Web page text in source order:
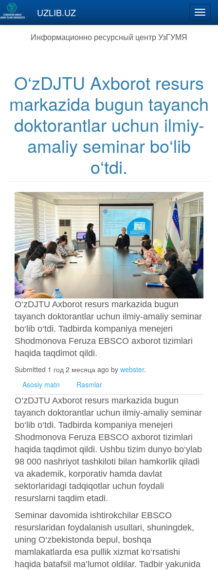
Перейти к основному содержанию
UZLIB.UZ
Информационно ресурсный центр УзГУМЯ
O‘zDJTU Axborot resurs
markazida bugun tayanch
doktorantlar uchun ilmiy-
amaliy seminar bo‘lib
o‘tdi.
O‘zDJTU Axborot resurs markazida bugun
tayanch doktorantlar uchun ilmiy-amaliy seminar
bo‘lib o‘tdi. Tadbirda kompaniya menejeri
Shodmonova Feruza EBSCO axborot tizimlari
haqida taqdimot qildi.
Submitted 1 год 2 месяца ago by webster.
Asosiy matn
Rasmlar
O‘zDJTU Axborot resurs markazida bugun
tayanch doktorantlar uchun ilmiy-amaliy seminar
bo‘lib o‘tdi. Tadbirda kompaniya menejeri
Shodmonova Feruza EBSCO axborot tizimlari
haqida taqdimot qildi. Ushbu tizim dunyo bo‘ylab
98 000 nashriyot tashkiloti bilan hamkorlik qiladi
va akademik, korporativ hamda davlat
sektorlaridagi tadqiqotlar uchun foydali
resurslarni taqdim etadi.
Seminar davomida ishtirokchilar EBSCO
resurslaridan foydalanish usullari, shuningdek,
uning O‘zbekistonda bepul, boshqa
mamlakatlarda esa pullik xizmat ko‘rsatishi
haqida batafsil ma’lumot oldilar. Tadbir yakunida